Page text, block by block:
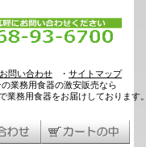
お問い合わせ ・ サイトマップ
業務用食器の激安販売なら
業務用食器をお届けしております。